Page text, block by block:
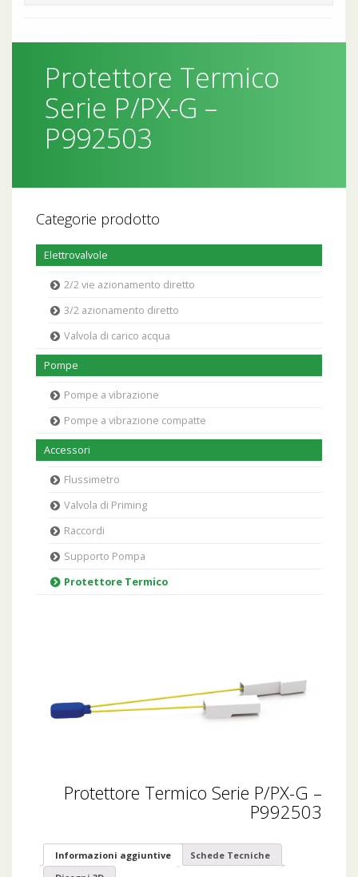
Protettore Termico
Serie P/PX-G –
P992503
Categorie prodotto
Elettrovalvole
2/2 vie azionamento diretto
3/2 azionamento diretto
Valvola di carico acqua
Pompe
Pompe a vibrazione
Pompe a vibrazione compatte
Accessori
Flussimetro
Valvola di Priming
Raccordi
Supporto Pompa
Protettore Termico
Protettore Termico Serie P/PX-G –
P992503
Informazioni aggiuntive
Schede Tecniche